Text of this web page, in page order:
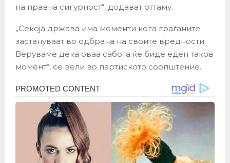
на правна сигурност“, додават оттаму.
„Секоја држава има моменти кога граѓаните
застануваат во одбрана на своите вредности.
Веруваме дека оваа сабота ќе биде еден таков
момент“, се вели во партиското соопштение.